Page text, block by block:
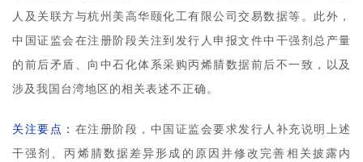
人及关联方与杭州美高华颐化工有限公司交易数据等。此外，
中国证监会在注册阶段关注到发行人申报文件中干强剂总产量
的前后矛盾、向中石化体系采购丙烯腈数据前后不一致，以及
涉及我国台湾地区的相关表述不正确。
关注要点： 在注册阶段，中国证监会要求发行人补充说明上述
干强剂、丙烯腈数据差异形成的原因并修改完善相关披露内